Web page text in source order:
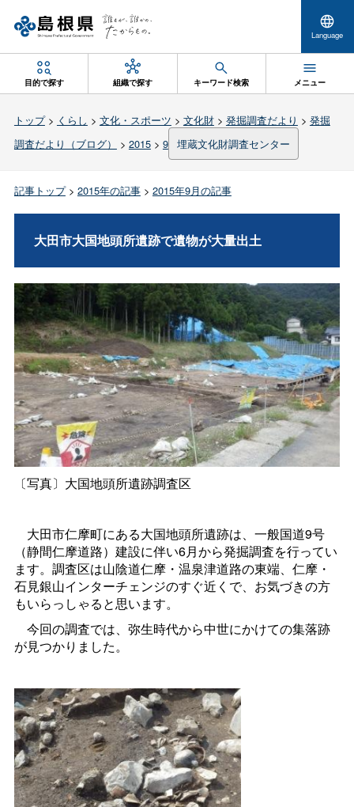
Language
目的で探す 組織で探す キーワード検索 メニュー
トップ> くらし > 文化・スポーツ > 文化財> 発掘調査だより > 発掘
調査だより（ブログ）
> 2015> 9 埋蔵文化財調査センター
記事トップ> 2015年の記事> 2015年9月の記事
大田市大国地頭所遺跡で遺物が大量出土
〔写真〕大国地頭所遺跡調査区
大田市仁摩町にある大国地頭所遺跡は、一般国道9号
（静間仁摩道路）建設に伴い6月から発掘調査を行ってい
ます。調査区は山陰道仁摩・温泉津道路の東端、仁摩・
石見銀山インターチェンジのすぐ近くで、お気づきの方
もいらっしゃると思います。
今回の調査では、弥生時代から中世にかけての集落跡
が見つかりました。